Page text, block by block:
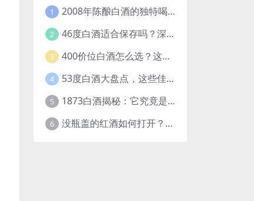
1 2008年陈酿白酒的独特喝法，开启别样饮酒体验
2 46度白酒适合保存吗？深度解析白酒保存的关键因素
3 400价位白酒怎么选？这些要点和推荐让你不再纠结
4 53度白酒大盘点，这些佳酿你都知道吗？
5 1873白酒揭秘：它究竟是什么样的酒？
6 没瓶盖的红酒如何打开？这些实用方法快收藏！